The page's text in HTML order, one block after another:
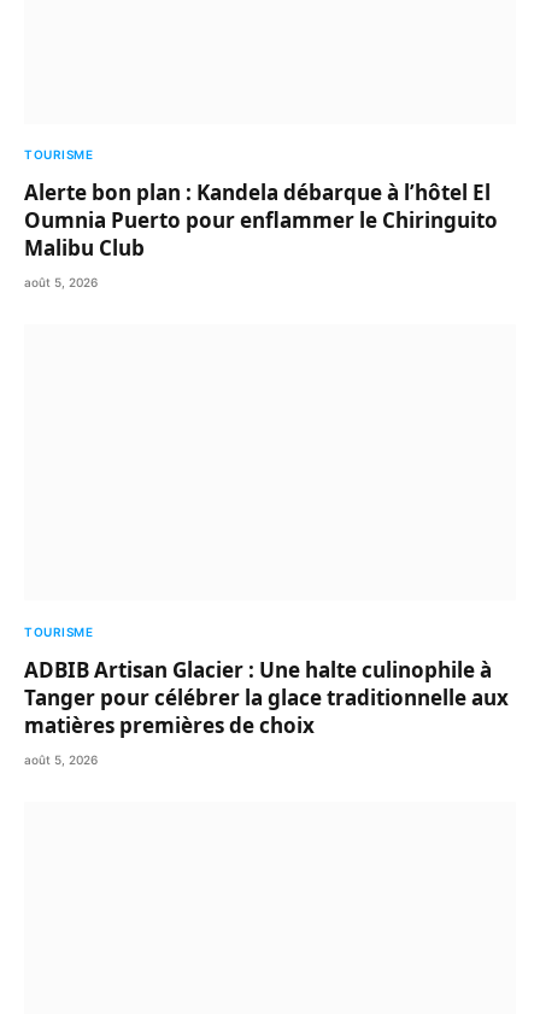
TOURISME
Alerte bon plan : Kandela débarque à l’hôtel El
Oumnia Puerto pour enflammer le Chiringuito
Malibu Club
août 5, 2026
TOURISME
ADBIB Artisan Glacier : Une halte culinophile à
Tanger pour célébrer la glace traditionnelle aux
matières premières de choix
août 5, 2026